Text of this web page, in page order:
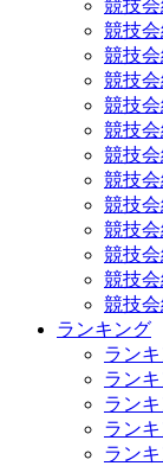
競技
競技
競技
競技
競技会
競技会
競技
競技
競技
競技
競技
競技
競技
ランキング
ラン
ラン
ラン
ラン
ラン